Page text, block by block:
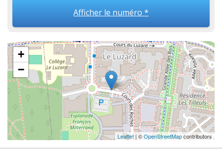
Afficher le numéro *
+
−
Leaflet| ©OpenStreetMapcontributors